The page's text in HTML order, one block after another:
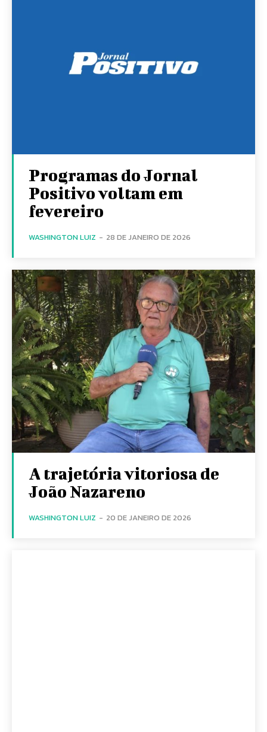
Programas do Jornal
Positivo voltam em
fevereiro
WASHINGTON LUIZ - 28 DE JANEIRO DE 2026
A trajetória vitoriosa de
João Nazareno
WASHINGTON LUIZ - 20 DE JANEIRO DE 2026